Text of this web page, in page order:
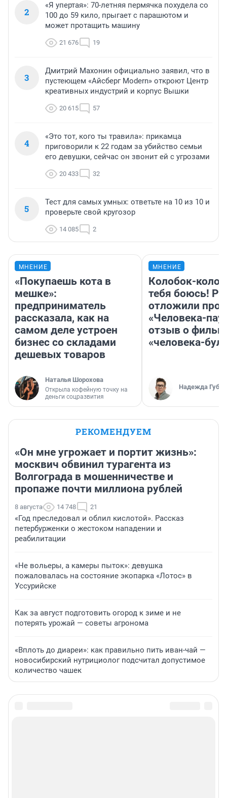
2
«Я упертая»: 70-летняя пермячка похудела со
100 до 59 кило, прыгает с парашютом и
может протащить машину
21 676 19
3
Дмитрий Махонин официально заявил, что в
пустеющем «Айсберг Modern» откроют Центр
креативных индустрий и корпус Вышки
20 615 57
4
«Это тот, кого ты травила»: прикамца
приговорили к 22 годам за убийство семьи
его девушки, сейчас он звонит ей с угрозами
20 433 32
5
Тест для самых умных: ответьте на 10 из 10 и
проверьте свой кругозор
14 085 2
МНЕНИЕ
«Покупаешь кота в
мешке»:
предприниматель
рассказала, как на
самом деле устроен
бизнес со складами
дешевых товаров
Наталья Шорохова
Открыла кофейную точку на
деньги соцразвития
МНЕНИЕ
Колобок-
тебя боюсь!
отложили
«Человека-
отзыв о
«человека-
Надежда
РЕКОМЕНДУЕМ
«Он мне угрожает и портит жизнь»:
москвич обвинил турагента из
Волгограда в мошенничестве и
пропаже почти миллиона рублей
8 августа 14 748 21
«Год преследовал и облил кислотой». Рассказ
петербурженки о жестоком нападении и
реабилитации
«Не вольеры, а камеры пыток»: девушка
пожаловалась на состояние экопарка «Лотос» в
Уссурийске
Как за август подготовить огород к зиме и не
потерять урожай — советы агронома
«Вплоть до диареи»: как правильно пить иван-чай —
новосибирский нутрициолог подсчитал допустимое
количество чашек